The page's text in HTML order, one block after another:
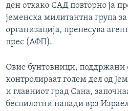
ден откако САД повторно ја
јеменска милитантна група
организација, пренесува
прес (АФП).
Овие бунтовници, поддржани
контролираат голем дел од
и главниот град Сана,
беспилотни напади врз